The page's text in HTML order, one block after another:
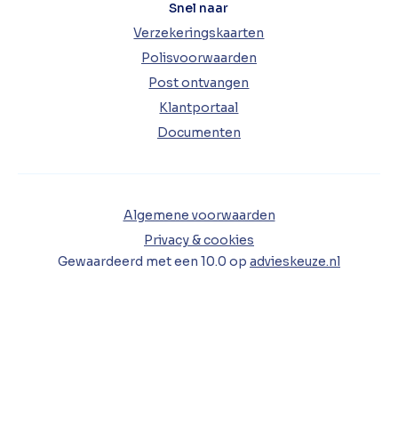
Snel naar
Verzekeringskaarten
Polisvoorwaarden
Post ontvangen
Klantportaal
Documenten
Algemene voorwaarden
Privacy & cookies
Gewaardeerd met een 10.0 op advieskeuze.nl